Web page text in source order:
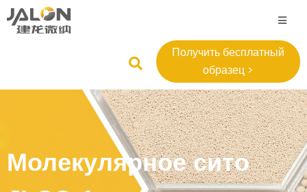
Получить бесплатный
образец >
Молекулярное сито